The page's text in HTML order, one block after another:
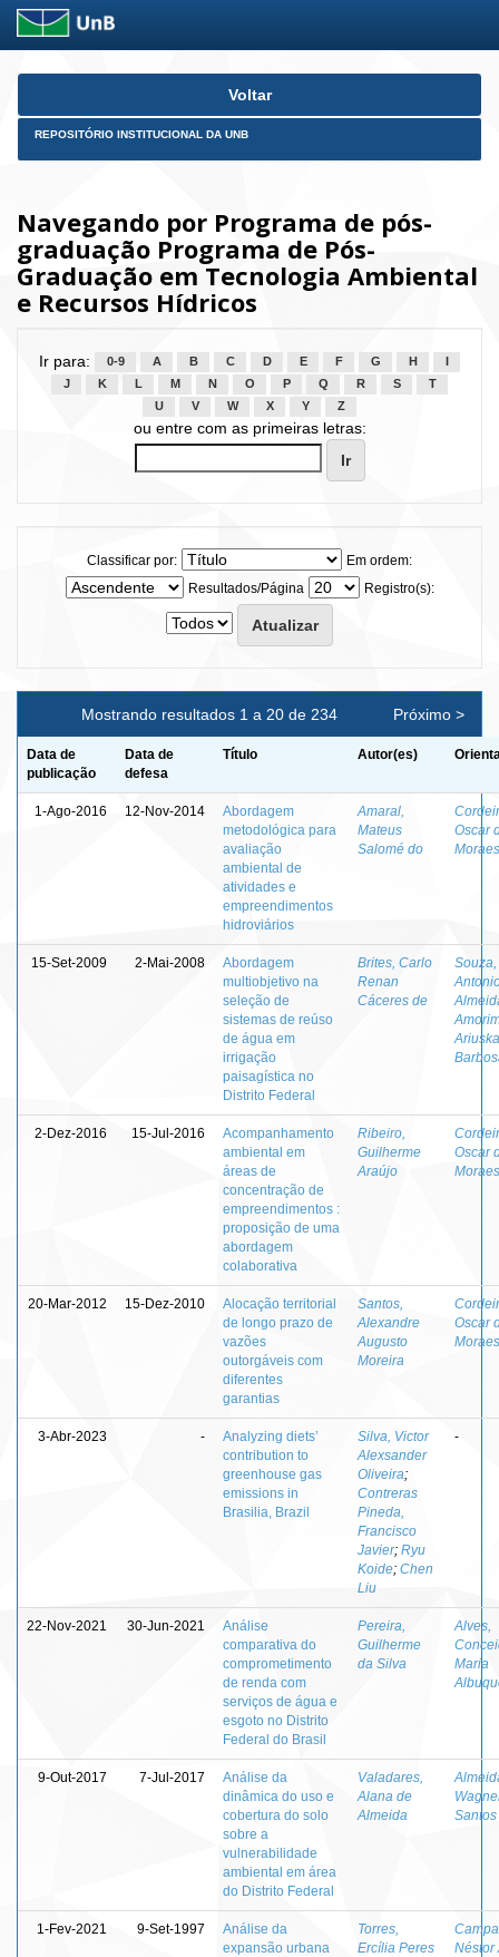
Skip
Voltar
REPOSITÓRIO INSTITUCIONAL DA UNB
Navegando por Programa de pós-
graduação Programa de Pós-
Graduação em Tecnologia Ambiental
e Recursos Hídricos
Ir para: 0-9 A B C D E F G H
J
K L M N O P Q R S
T
U
V W X Y Z
ou entre com as primeiras letras:
Classificar por:
Em ordem:
Resultados/Página
Registro(s):
Mostrando resultados 1 a 20 de 234 Próximo >
Data de
publicação
Data de
defesa
Título Autor(es)
1-Ago-2016 12-Nov-2014
Abordagem
metodológica para
avaliação
ambiental de
atividades e
empreendimentos
hidroviários
Amaral,
Mateus
Salomé do
Oscar
Moraes
15-Set-2009 2-Mai-2008
Abordagem
multiobjetivo na
seleção de
sistemas de reúso
de água em
irrigação
paisagística no
Distrito Federal
Brites, Carlo
Renan
Cáceres de
2-Dez-2016 15-Jul-2016
Acompanhamento
ambiental em
áreas de
concentração de
empreendimentos :
proposição de uma
abordagem
colaborativa
Ribeiro,
Guilherme
Araújo
Oscar
Moraes
20-Mar-2012 15-Dez-2010
Alocação territorial
de longo prazo de
vazões
outorgáveis com
diferentes
garantias
Santos,
Alexandre
Augusto
Moreira
Oscar
Moraes
3-Abr-2023 -
Analyzing diets’
contribution to
greenhouse gas
emissions in
Brasilia, Brazil
Silva, Victor
Alexsander
Oliveira;
Contreras
Pineda,
Francisco
Javier; Ryu
Koide; Chen
Liu
-
22-Nov-2021 30-Jun-2021
Análise
comparativa do
comprometimento
de renda com
serviços de água e
esgoto no Distrito
Federal do Brasil
Pereira,
Guilherme
da Silva
Alves,
Maria
9-Out-2017 7-Jul-2017
Análise da
dinâmica do uso e
cobertura do solo
sobre a
vulnerabilidade
ambiental em área
do Distrito Federal
Valadares,
Alana de
Almeida
1-Fev-2021 9-Set-1997
Análise da
expansão urbana
Torres,
Ercília Peres
Néstor